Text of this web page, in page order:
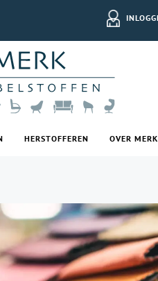
HERSTOFFEREN OVER